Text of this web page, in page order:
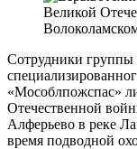
Сотрудники группы
«Мособлпожспас»
Отечественной
Алферьево в реке
время подводной